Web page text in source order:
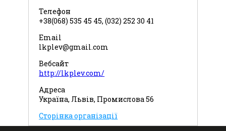
Телефон
+38(068) 535 45 45, (032) 252 30 41
Email
lkplev@gmail.com
Вебсайт
http://lkplev.com/
Адреса
Україна, Львів, Промислова 56
Сторінка організації